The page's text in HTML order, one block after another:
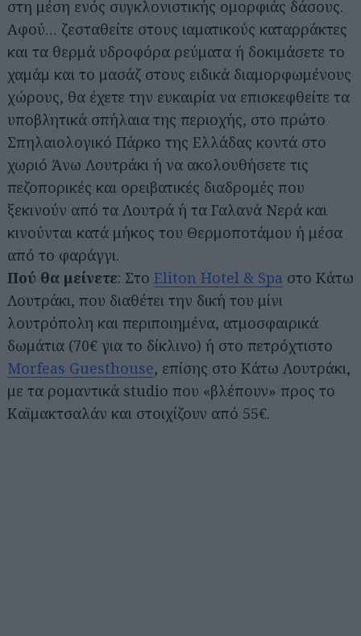
στη μέση ενός συγκλονιστικής ομορφιάς δάσους.
Αφού… ζεσταθείτε στους ιαματικούς καταρράκτες
και τα θερμά υδροφόρα ρεύματα ή δοκιμάσετε το
χαμάμ και το μασάζ στους ειδικά διαμορφωμένους
χώρους, θα έχετε την ευκαιρία να επισκεφθείτε τα
υποβλητικά σπήλαια της περιοχής, στο πρώτο
Σπηλαιολογικό Πάρκο της Ελλάδας κοντά στο
χωριό Άνω Λουτράκι ή να ακολουθήσετε τις
πεζοπορικές και ορειβατικές διαδρομές που
ξεκινούν από τα Λουτρά ή τα Γαλανά Νερά και
κινούνται κατά μήκος του Θερμοποτάμου ή μέσα
από το φαράγγι.
Πού θα μείνετε: Στο Eliton Hotel & Spa στο Κάτω
Λουτράκι, που διαθέτει την δική του μίνι
λουτρόπολη και περιποιημένα, ατμοσφαιρικά
δωμάτια (70€ για το δίκλινο) ή στο πετρόχτιστο
Morfeas Guesthouse, επίσης στο Κάτω Λουτράκι,
με τα ρομαντικά studio που «βλέπουν» προς το
Καϊμακτσαλάν και στοιχίζουν από 55€.